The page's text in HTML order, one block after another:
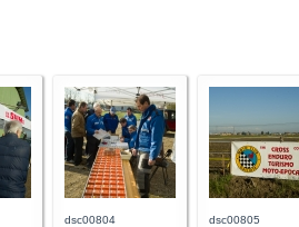
dsc00804 dsc00805